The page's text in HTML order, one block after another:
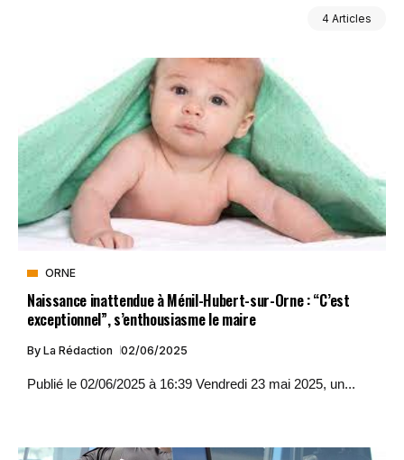
4 Articles
ORNE
Naissance inattendue à Ménil-Hubert-sur-Orne : “C’est
exceptionnel”, s’enthousiasme le maire
By La Rédaction 02/06/2025
Publié le 02/06/2025 à 16:39 Vendredi 23 mai 2025, un...